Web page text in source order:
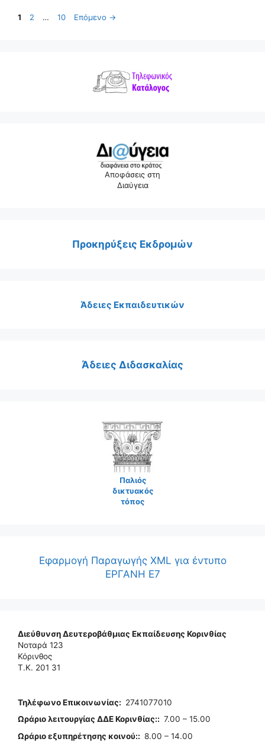
Σελίδα
1 Σελίδα
2 … Σελίδα
10 Επόμενο →
Αποφάσεις στη
Διαύγεια
Προκηρύξεις Εκδρομών
Άδειες Εκπαιδευτικών
Άδειες Διδασκαλίας
Παλιός
δικτυακός
τόπος
Εφαρμογή Παραγωγής XML για έντυπο
ΕΡΓΑΝΗ Ε7
Διεύθυνση Δευτεροβάθμιας Εκπαίδευσης Κορινθίας
Νοταρά 123
Κόρινθος
Τ.Κ. 201 31
Τηλέφωνo Επικοινωνίας: 2741077010
Ωράριο λειτουργίας ΔΔΕ Κορινθίας:: 7.00 – 15.00
Ωράριο εξυπηρέτησης κοινού:: 8.00 – 14.00